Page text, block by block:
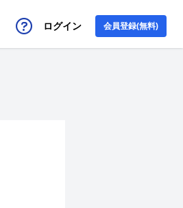
ログイン 会員登録(無料)